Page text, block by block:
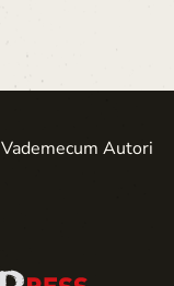
Vademecum Autori